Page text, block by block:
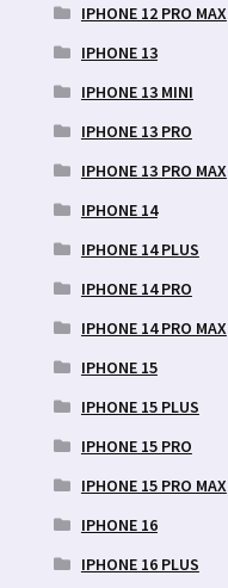
IPHONE 12 PRO MAX
IPHONE 13
IPHONE 13 MINI
IPHONE 13 PRO
IPHONE 13 PRO MAX
IPHONE 14
IPHONE 14 PLUS
IPHONE 14 PRO
IPHONE 14 PRO MAX
IPHONE 15
IPHONE 15 PLUS
IPHONE 15 PRO
IPHONE 15 PRO MAX
IPHONE 16
IPHONE 16 PLUS